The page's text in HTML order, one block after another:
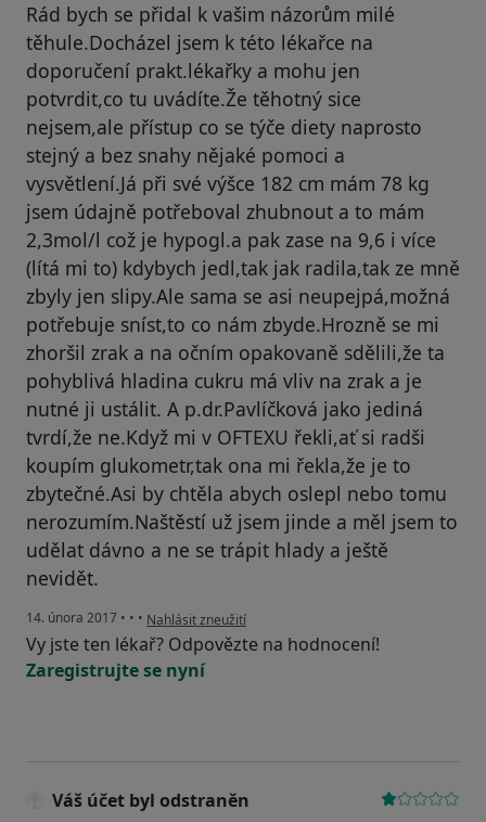
Rád bych se přidal k vašim názorům milé
těhule.Docházel jsem k této lékařce na
doporučení prakt.lékařky a mohu jen
potvrdit,co tu uvádíte.Že těhotný sice
nejsem,ale přístup co se týče diety naprosto
stejný a bez snahy nějaké pomoci a
vysvětlení.Já při své výšce 182 cm mám 78 kg
jsem údajně potřeboval zhubnout a to mám
2,3mol/l což je hypogl.a pak zase na 9,6 i více
(lítá mi to) kdybych jedl,tak jak radila,tak ze mně
zbyly jen slipy.Ale sama se asi neupejpá,možná
potřebuje sníst,to co nám zbyde.Hrozně se mi
zhoršil zrak a na očním opakovaně sdělili,že ta
pohyblivá hladina cukru má vliv na zrak a je
nutné ji ustálit. A p.dr.Pavlíčková jako jediná
tvrdí,že ne.Když mi v OFTEXU řekli,ať si radši
koupím glukometr,tak ona mi řekla,že je to
zbytečné.Asi by chtěla abych oslepl nebo tomu
nerozumím.Naštěstí už jsem jinde a měl jsem to
udělat dávno a ne se trápit hlady a ještě
nevidět.
14. února 2017 • • • podle názoru uživatele Váš účet byl odstraněn
Nahlásit zneužití
Vy jste ten lékař? Odpovězte na hodnocení!
Zaregistrujte se nyní
Váš účet byl odstraněn